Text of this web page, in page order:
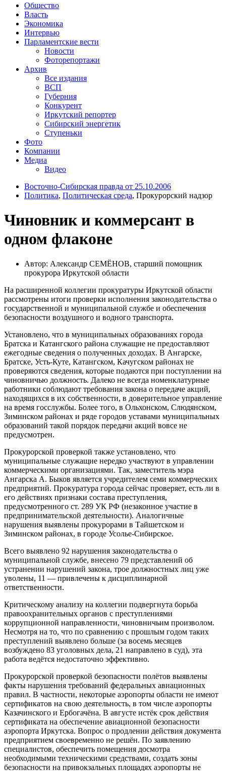
Общество
Власть
Экономика
Интервью
Парламентские вести
Новости
Фоторепортажи
Архив
Все издания
ВСП
Губерния
Конкурент
Иркутский репортер
Сибирский энергетик
Ступеньки
Фото
Компании
Медиа
Видео
Восточно-Сибирская правда от 25.10.2006
Политика, Политическая среда, Прокурорский надзор
Чиновник и коммерсант в
одном флаконе
Автор: Александр СЕМЁНОВ, старший помощник
прокурора Иркутской области
На расширенной коллегии прокуратуры Иркутской области
рассмотрены итоги проверки исполнения законодательства о
государственной и муниципальной службе и обеспечения
безопасности воздушного и водного транспорта.
Установлено, что в муниципальных образованиях города
Братска и Катангского района служащие не предоставляют
ежегодные сведения о полученных доходах. В Ангарске,
Братске, Усть-Куте, Катангском, Качугском районах не
проверяются сведения, которые подаются при поступлении на
чиновничью должность. Далеко не всегда номенклатурные
работники соблюдают требования закона о передаче акций,
находящихся в их собственности, в доверительное управление
на время госслужбы. Более того, в Ольхонском, Слюдянском,
Зиминском районах и ряде городов уставами муниципальных
образований такой порядок передачи акций вовсе не
предусмотрен.
Прокурорской проверкой также установлено, что
муниципальные служащие нередко участвуют в управлении
коммерческими организациями. Так, заместитель мэра
Ангарска А. Быков является учредителем семи коммерческих
предприятий. Прокуратура города сейчас проверяет, есть ли в
его действиях признаки состава преступления,
предусмотренного ст. 289 УК РФ (незаконное участие в
предпринимательской деятельности). Аналогичные
нарушения выявлены прокурорами в Тайшетском и
Зиминском районах, в городе Усолье-Сибирское.
Всего выявлено 92 нарушения законодательства о
муниципальной службе, внесено 79 представлений об
устранении нарушений закона, трое должностных лиц уже
уволены, 11 — привлечены к дисциплинарной
ответственности.
Критическому анализу на коллегии подвергнута борьба
правоохранительных органов с преступлениями
коррупционной направленности, чиновничьим произволом.
Несмотря на то, что по сравнению с прошлым годом таких
преступлений выявлено больше (за восемь месяцев
возбуждено 83 уголовных дела, 21 направлено в суд), эта
работа ведётся недостаточно эффективно.
Прокурорской проверкой безопасности полётов выявлены
факты нарушения требований федеральных авиационных
правил. В частности, некоторые аэропорты области не имеют
сертификатов на свою деятельность, в том числе аэропорты
Казачинского и Ербогачёна. В августе истёк срок действия
сертификата на обеспечение авиационной безопасности
аэропорта Иркутска. Вопрос о продлении действия документа
предприятием своевременно не решён. По заявлению
специалистов, обеспечить помещения досмотра
необходимыми техническими средствами, создать зоны
безопасности на привокзальных площадях аэропорты не